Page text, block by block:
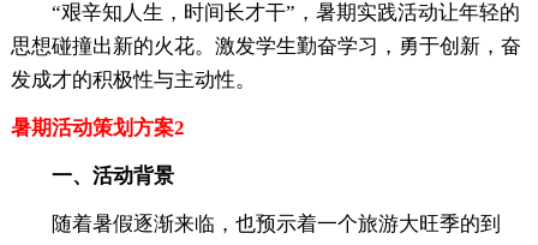
“艰辛知人生，时间长才干”，暑期实践活动让年轻的
思想碰撞出新的火花。激发学生勤奋学习，勇于创新，奋
发成才的积极性与主动性。
暑期活动策划方案2
一、活动背景
随着暑假逐渐来临，也预示着一个旅游大旺季的到